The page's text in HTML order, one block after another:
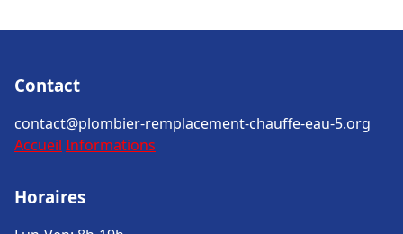
Contact
contact@plombier-remplacement-chauffe-eau-5.org
Accueil Informations
Horaires